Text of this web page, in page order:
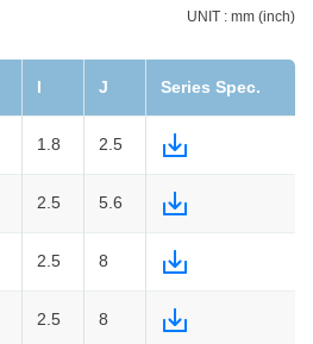
UNIT : mm (inch)
I J Series Spec.
1.8 2.5
2.5 5.6
2.5 8
2.5 8